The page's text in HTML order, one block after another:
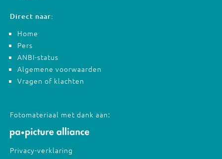
Direct naar:
Home
Pers
ANBI-status
Algemene voorwaarden
Vragen of klachten
Fotomateriaal met dank aan:
Privacy-verklaring